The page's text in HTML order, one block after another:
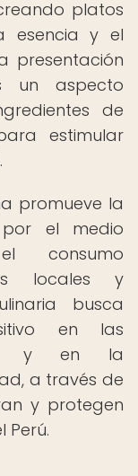
platos
esencia y el
presentación
un aspecto
de
estimular
promueve la
el medio
consumo
locales y
busca
en las
y en la
a través de
y protegen
Perú.